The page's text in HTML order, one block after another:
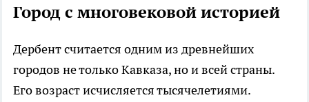
Город с многовековой историей
Дербент считается одним из древнейших
городов не только Кавказа, но и всей страны.
Его возраст исчисляется тысячелетиями.